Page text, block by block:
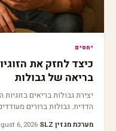
יחסים
כיצד לחזק את
בריאה של גבולות
יצירת גבולות בריאים
הדדית. גבולות ברורים
מערכת מגזין SLZ ·
6, 2026